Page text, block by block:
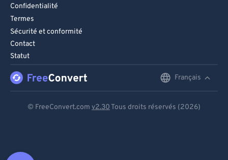
Confidentialité
Termes
Sécurité et conformité
Contact
Statut
Français
© FreeConvert.com v2.30 Tous droits réservés (2026)